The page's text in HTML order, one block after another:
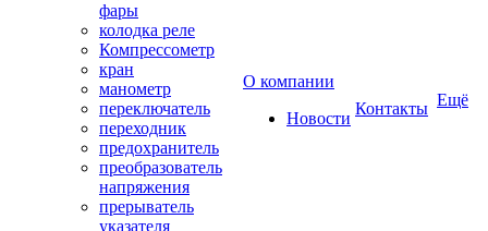
фары
колодка реле
Компрессометр
кран
манометр
переключатель
переходник
предохранитель
преобразователь
напряжения
прерыватель
указателя
О компании
Новости
Контакты Ещё